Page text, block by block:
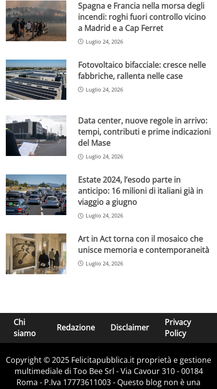
Spagna e Francia nella morsa degli
incendi: roghi fuori controllo vicino
a Madrid e a Cap Ferret
Luglio 24, 2026
Fotovoltaico bifacciale: cresce nelle
fabbriche, rallenta nelle case
Luglio 24, 2026
Data center, nuove regole in arrivo:
tempi, contributi e prime indicazioni
del Mase
Luglio 24, 2026
Estate 2024, l’esodo parte in
anticipo: 16 milioni di italiani già in
viaggio a giugno
Luglio 24, 2026
Art in Act torna con il mosaico che
unisce memoria e contemporaneità
Luglio 24, 2026
Chi
siamo
Redazione Disclaimer
Privacy
Policy
Copyright © 2025 Felicitapubblica.it proprietà e gestione
multimediale di Too Bee Srl - Via Cavour 310 - 00184
Roma - P.Iva 17773611003 - Questo blog non è una